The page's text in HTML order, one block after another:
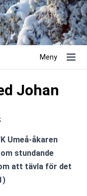
Meny
Johan
Umeå-åkaren
stundande
att tävla för det